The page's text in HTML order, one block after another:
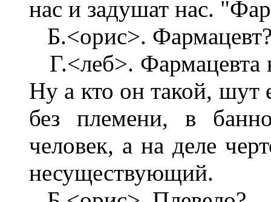
нас и задушат нас.
Б.<орис>.
Г.<леб>. Фармацевта
Ну а кто он такой, шут
без племени, в
человек, а на деле
несуществующий.